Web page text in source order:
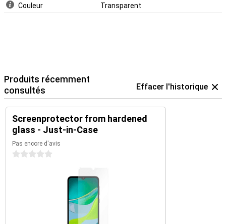
Couleur
Transparent
Produits récemment
consultés
Effacer l'historique
Screenprotector from hardened
glass - Just-in-Case
Pas encore d'avis
0 étoiles